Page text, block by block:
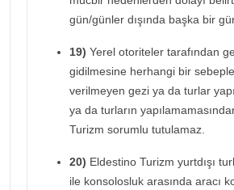
gün/günler dışında başka bir
19) Yerel otoriteler tarafından
gidilmesine herhangi bir
verilmeyen gezi ya da turlar
ya da turların
Turizm sorumlu tutulamaz.
20) Eldestino Turizm yurtdışı
ile konsolosluk arasında aracı